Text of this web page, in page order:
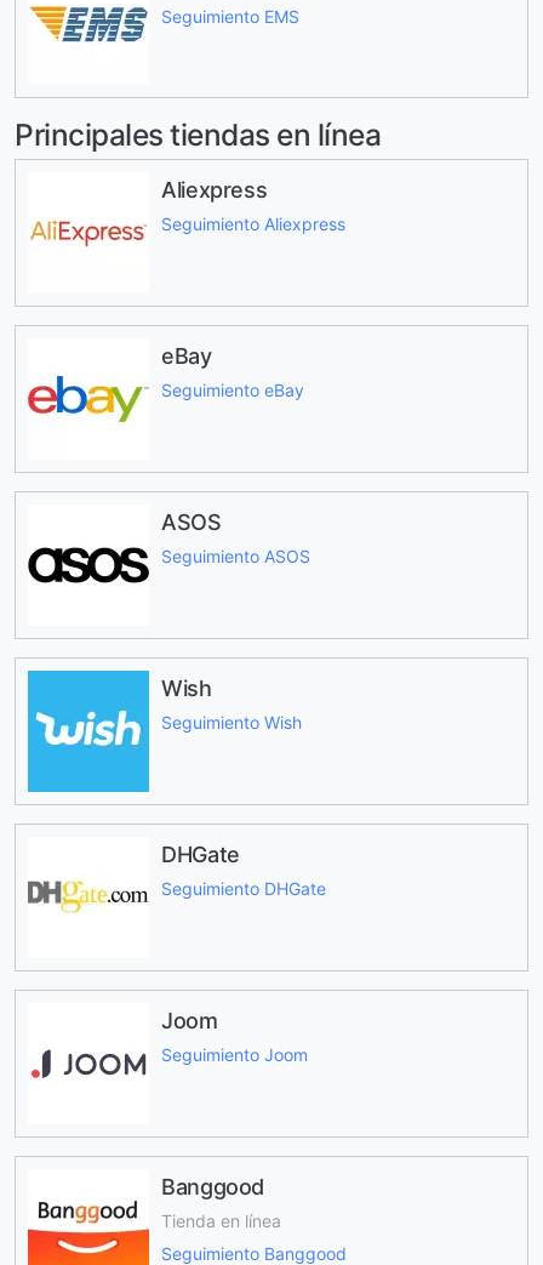
Seguimiento EMS
Principales tiendas en línea
Aliexpress
Seguimiento Aliexpress
eBay
Seguimiento eBay
ASOS
Seguimiento ASOS
Wish
Seguimiento Wish
DHGate
Seguimiento DHGate
Joom
Seguimiento Joom
Banggood
Tienda en línea
Seguimiento Banggood